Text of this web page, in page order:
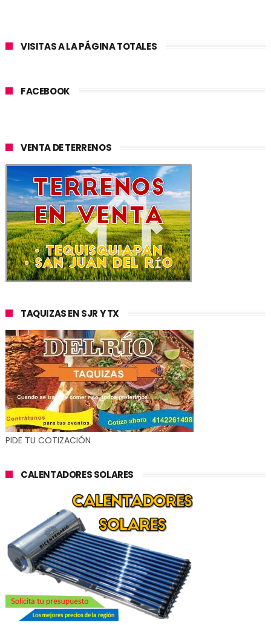
VISITAS A LA PÁGINA TOTALES
FACEBOOK
VENTA DE TERRENOS
TAQUIZAS EN SJR Y TX
PIDE TU COTIZACIÓN
CALENTADORES SOLARES